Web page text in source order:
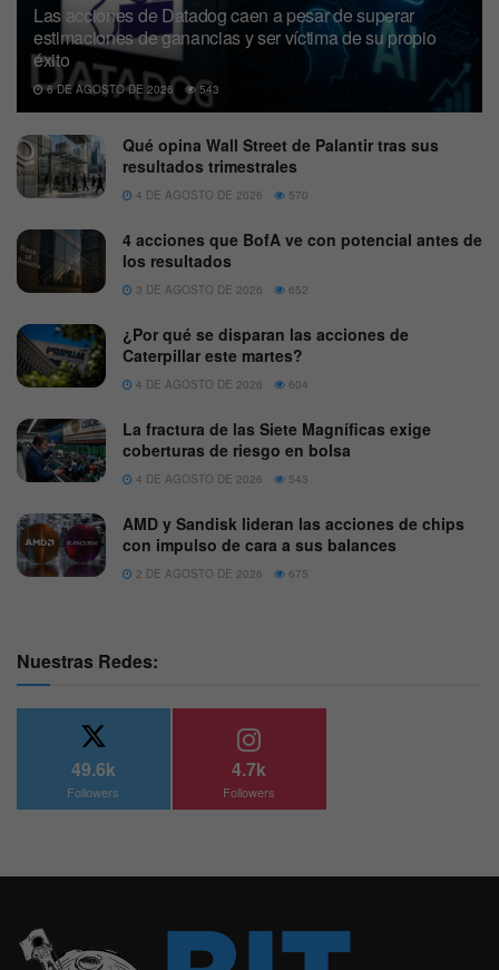
Las acciones de Datadog caen a pesar de superar
estimaciones de ganancias y ser víctima de su propio
éxito
6 DE AGOSTO DE 2026 543
Qué opina Wall Street de Palantir tras sus
resultados trimestrales
4 DE AGOSTO DE 2026 570
4 acciones que BofA ve con potencial antes de
los resultados
3 DE AGOSTO DE 2026 652
¿Por qué se disparan las acciones de
Caterpillar este martes?
4 DE AGOSTO DE 2026 604
La fractura de las Siete Magníficas exige
coberturas de riesgo en bolsa
4 DE AGOSTO DE 2026 543
AMD y Sandisk lideran las acciones de chips
con impulso de cara a sus balances
2 DE AGOSTO DE 2026 675
Nuestras Redes:
49.6k
Followers
4.7k
Followers